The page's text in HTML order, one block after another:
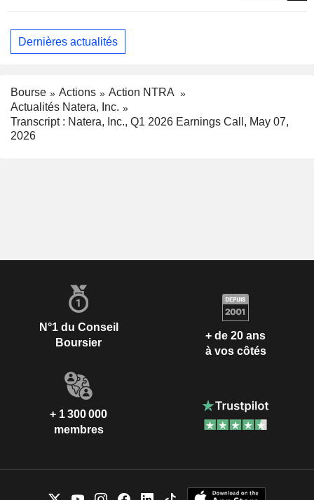
Dernières actualités
Bourse Actions
Action NTRA
Actualités Natera, Inc.
Transcript : Natera, Inc., Q1 2026 Earnings Call, May 07,
2026
N°1 du Conseil
Boursier
+ de 20 ans
à vos côtés
+ 1 300 000
membres